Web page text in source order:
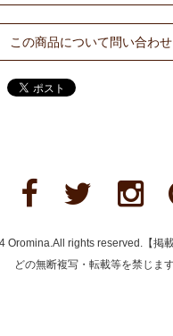
この商品について問い合わ
Oromina.All rights reserved.【掲
どの無断複写・転載等を禁じます